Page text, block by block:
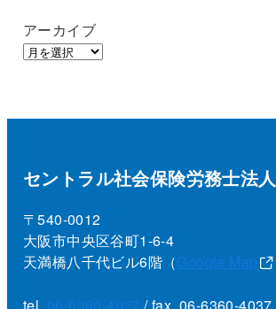
アーカイブ
セントラル社会保険労務士法人
〒540-0012
大阪市中央区谷町1-6-4
天満橋八千代ビル6階（Google Map